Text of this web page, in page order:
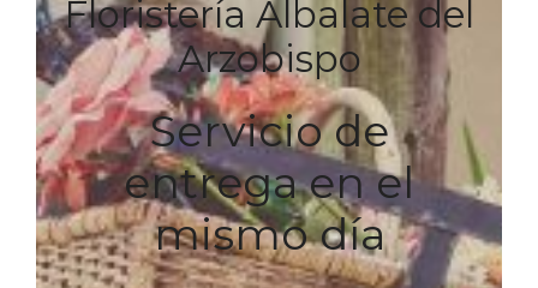
Floristería Albalate del
Arzobispo
Servicio de
entrega en el
mismo día